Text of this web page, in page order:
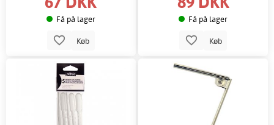
Få på lager
Køb
Få på lager
Køb